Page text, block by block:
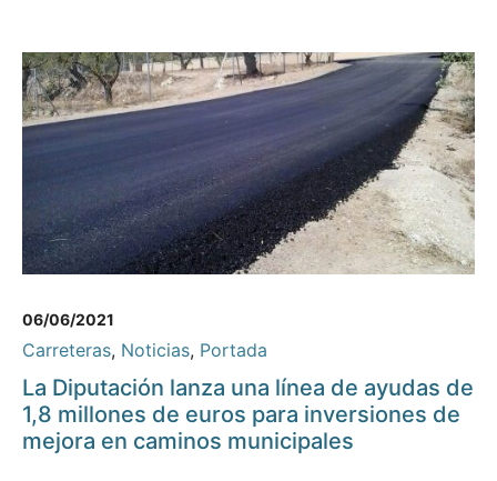
06/06/2021
Carreteras, Noticias, Portada
La Diputación lanza una línea de ayudas de
1,8 millones de euros para inversiones de
mejora en caminos municipales